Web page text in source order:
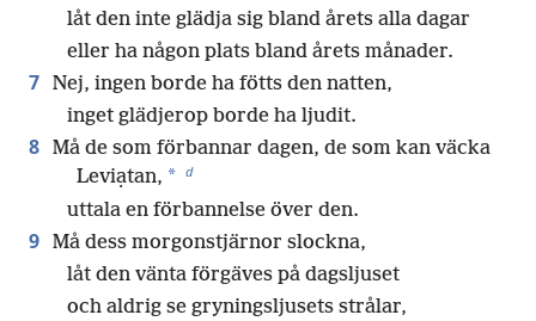
låt den inte glädja sig bland årets alla dagar
eller ha någon plats bland årets månader.
7 Nej, ingen borde ha fötts den natten,
inget glädjerop borde ha ljudit.
8 Må de som förbannar dagen, de som kan väcka
Leviạtan, * d
uttala en förbannelse över den.
9 Må dess morgonstjärnor slockna,
låt den vänta förgäves på dagsljuset
och aldrig se gryningsljusets strålar,